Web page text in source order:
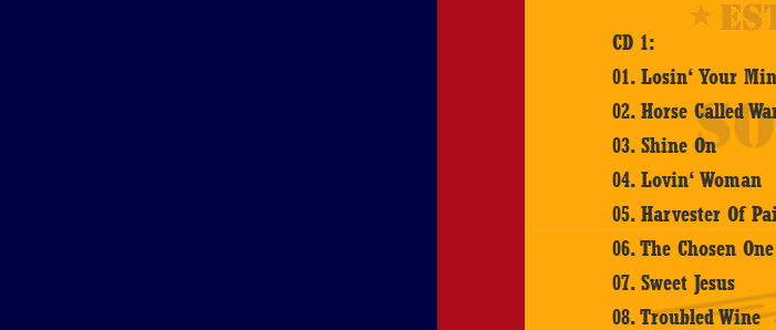
CD 1:
01. Losin‘ Your
02. Horse Called
03. Shine On
04. Lovin‘ Woman
05. Harvester Of
06. The Chosen One
07. Sweet Jesus
08. Troubled Wine